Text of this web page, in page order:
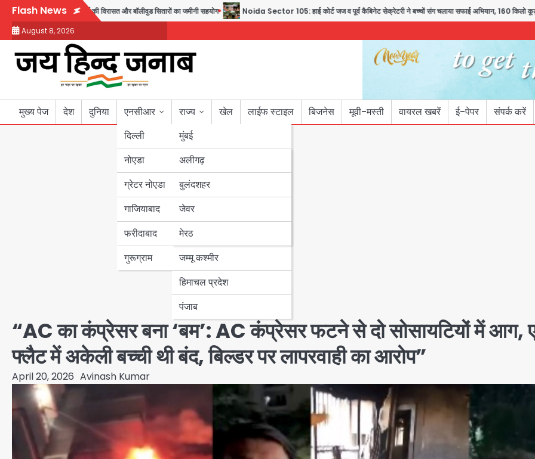
Skip
content
Flash News
जुबीन गर्ग की विरासत और बॉलीवुड सितारों का जमीनी सहयोग Noida Sector 105: हाई कोर्ट जज व पूर्व कैबिनेट सेक्रेटरी ने बच्चों संग चलाया सफाई अभियान, 160 किलो कूड़ा हटाया
August 8, 2026
मुख्य पेज देश दुनिया
एनसीआर
दिल्ली
नोएडा
ग्रेटर नोएडा
गाजियाबाद
फरीदाबाद
गुरूग्राम
राज्य
मुंबई
उत्तर प्रदेश
अलीगढ़
बुलंदशहर
जेवर
मेरठ
बिहार
पंजाब
हरियाणा
जम्मू कश्मीर
हिमाचल प्रदेश
पंजाब
खेल लाईफ स्टाइल बिजनेस मूवी-मस्ती वायरल खबरें ई-पेपर संपर्क करें
“AC का कंप्रेसर बना ‘बम’: AC कंप्रेसर फटने से दो सोसायटियों में आग,
फ्लैट में अकेली बच्ची थी बंद, बिल्डर पर लापरवाही का आरोप”
April 20, 2026 Avinash Kumar